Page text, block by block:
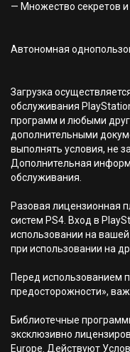
— Множество секретов и
Автономная
Загрузка
обслуживания
программ и любыми
дополнительными
выполнять условия, не
Дополнительная
обслуживания.
Разовая лицензионная
систем PS4. Вход в
использовании на
при использовании на
Перед использованием
предосторожности»,
Библиотечные
эксклюзивно
Europe. Действуют